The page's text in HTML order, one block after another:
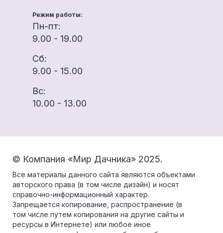
Режим работы:
Пн-пт:
9.00 - 19.00
Сб:
9.00 - 15.00
Вс:
10.00 - 13.00
© Компания «Мир Дачника» 2025.
Все материалы данного сайта являются объектами
авторского права (в том числе дизайн) и носят
справочно-информационный характер.
Запрещается копирование, распространение (в
том числе путем копирования на другие сайты и
ресурсы в Интернете) или любое иное